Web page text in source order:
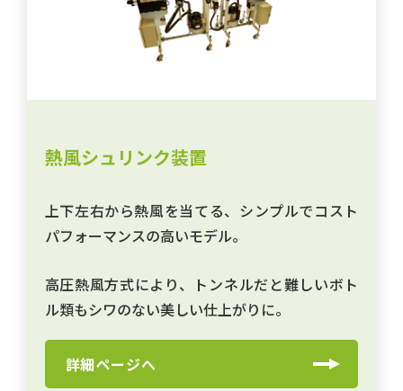
熱風シュリンク装置
上下左右から熱風を当てる、シンプルでコスト
パフォーマンスの高いモデル。
高圧熱風方式により、トンネルだと難しいボト
ル類もシワのない美しい仕上がりに。
詳細ページへ